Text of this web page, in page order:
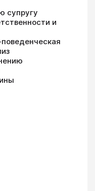
супругу
и